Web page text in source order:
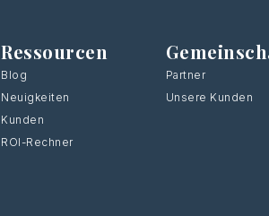
Ressourcen
Blog
Neuigkeiten
Kunden
ROI-Rechner
Partner
Unsere Kunden